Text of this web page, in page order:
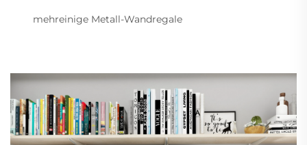
mehreinige Metall-Wandregale